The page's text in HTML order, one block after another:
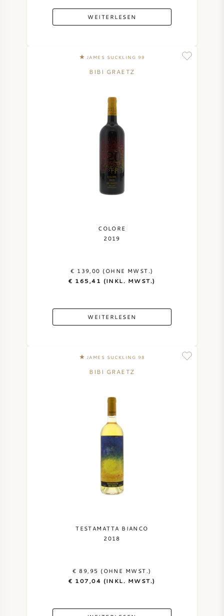
WEITERLESEN
JAMES SUCKLING 99
BIBI GRAETZ
COLORE
2019
€ 139,00 (OHNE MWST.)
€ 165,41 (INKL. MWST.)
WEITERLESEN
JAMES SUCKLING 98
BIBI GRAETZ
TESTAMATTA BIANCO
2018
€ 89,95 (OHNE MWST.)
€ 107,04 (INKL. MWST.)